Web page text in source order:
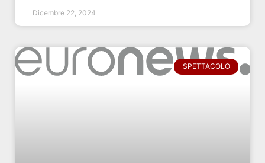
Dicembre 22, 2024
SPETTACOLO